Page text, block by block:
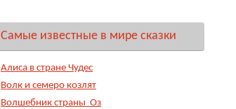
Самые известные в мире сказки
Алиса в стране Чудес
Волк и семеро козлят
Волшебник страны Оз